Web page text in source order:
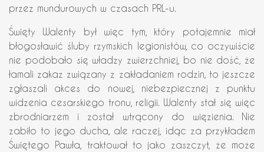
przez mundurowych w czasach PRL-u.
Święty Walenty był więc tym, który potajemnie miał
błogosławić śluby rzymskich legionistów, co oczywiście
nie podobało się władzy zwierzchniej, bo nie dość, że
łamali zakaz związany z zakładaniem rodzin, to jeszcze
zgłaszali akces do nowej, niebezpiecznej z punktu
widzenia cesarskiego tronu, religii. Walenty stał się więc
zbrodniarzem i został wtrącony do więzienia. Nie
zabiło to jego ducha, ale raczej, idąc za przykładem
Świętego Pawła, traktował to jako zaszczyt, że może